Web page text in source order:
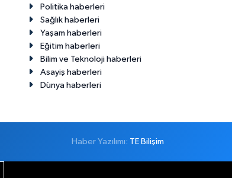
Politika haberleri
Sağlık haberleri
Yaşam haberleri
Eğitim haberleri
Bilim ve Teknoloji haberleri
Asayiş haberleri
Dünya haberleri
Haber Yazılımı: TE Bilişim